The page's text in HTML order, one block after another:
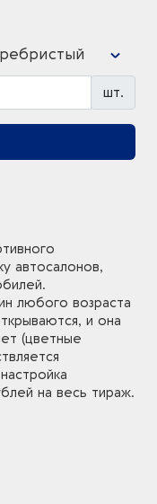
шт.
автосалонов,
любого возраста
и она
(цветные
на весь тираж.